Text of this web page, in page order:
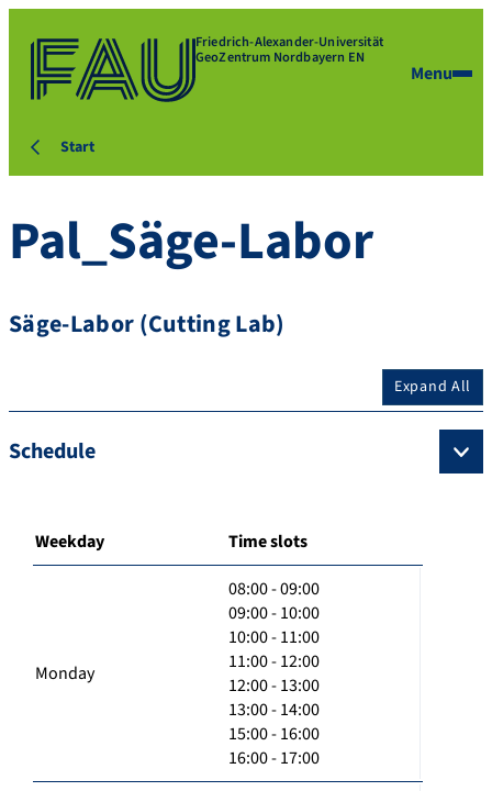
Friedrich-Alexander-Universität
GeoZentrum Nordbayern EN
Menu
Start
Pal_Säge-Labor
Säge-Labor (Cutting Lab)
Expand All
Schedule
Weekday Time slots
Monday
08:00 - 09:00
09:00 - 10:00
10:00 - 11:00
11:00 - 12:00
12:00 - 13:00
13:00 - 14:00
15:00 - 16:00
16:00 - 17:00